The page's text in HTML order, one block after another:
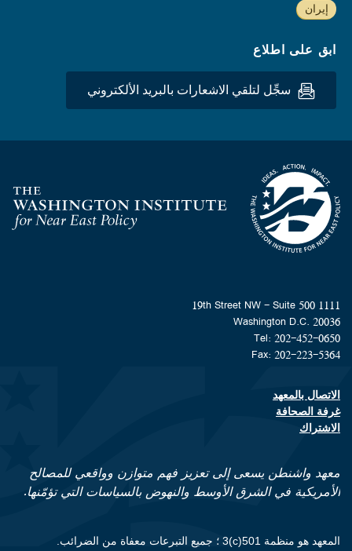
إيران
ابق على اطلاع
سجِّل لتلقي الاشعارات بالبريد الألكتروني
Homepage
1111 19th Street NW - Suite 500
Washington D.C. 20036
Tel: 202-452-0650
Fax: 202-223-5364
Footer contact links
الاتصال بالمعهد
غرفة الصحافة
الاشتراك
معهد واشنطن يسعى إلى تعزيز فهم متوازن وواقعي للمصالح
الأمريكية في الشرق الأوسط والنهوض بالسياسات التي تؤمّنها.
المعهد هو منظمة 501(c)3 ؛ جميع التبرعات معفاة من الضرائب.